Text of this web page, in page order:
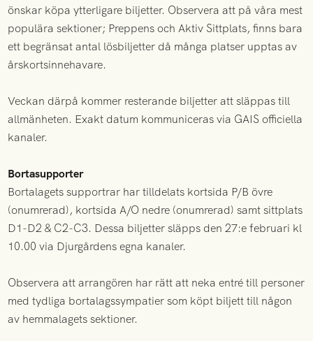
önskar köpa ytterligare biljetter. Observera att på våra mest
populära sektioner; Preppens och Aktiv Sittplats, finns bara
ett begränsat antal lösbiljetter då många platser upptas av
årskortsinnehavare.
Veckan därpå kommer resterande biljetter att släppas till
allmänheten. Exakt datum kommuniceras via GAIS officiella
kanaler.
Bortasupporter
Bortalagets supportrar har tilldelats kortsida P/B övre
(onumrerad), kortsida A/O nedre (onumrerad) samt sittplats
D1-D2 & C2-C3. Dessa biljetter släpps den 27:e februari kl
10.00 via Djurgårdens egna kanaler.
Observera att arrangören har rätt att neka entré till personer
med tydliga bortalagssympatier som köpt biljett till någon
av hemmalagets sektioner.